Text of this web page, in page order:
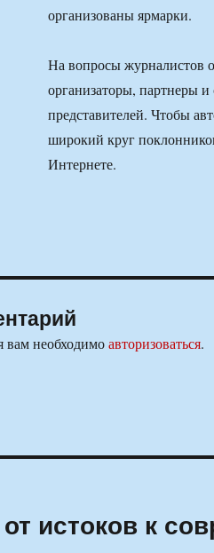
организованы ярмарки.
На вопросы журналистов
организаторы, партнеры
представителей. Чтобы
широкий круг
Интернете.
вам необходимоавторизоваться.
истоков к